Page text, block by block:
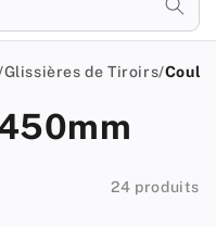
Glissières de Tiroirs/
24 produits